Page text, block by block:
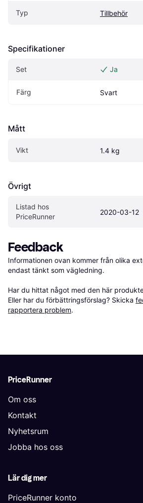
Typ Tillbehör
Specifikationer
Set Ja
Färg Svart
Mått
Vikt 1.4 kg
Övrigt
Listad hos
PriceRunner
2020-03-12
Feedback
Informationen ovan kommer från olika
endast tänkt som vägledning.
Har du hittat något med den här
Eller har du förbättringsförslag? Skicka
rapportera problem.
PriceRunner
Om oss
Kontakt
Nyhetsrum
Jobba hos oss
Lär dig mer
PriceRunner konto